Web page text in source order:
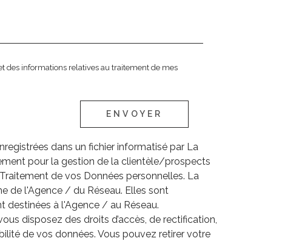
des informations relatives au traitement de mes
ENVOYER
dans un fichier informatisé par La
pour la gestion de la clientèle/prospects
de vos Données personnelles. La
de l'Agence / du Réseau. Elles sont
destinées à l'Agence / au Réseau.
disposez des droits d’accès, de rectification,
de vos données. Vous pouvez retirer votre